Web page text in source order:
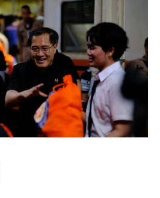
“มนุษย์กับระบบนิเวศต่อรองกันไม่ได้”
: ปักหมุดแรก! สู่ Thailand PM2.5 Forum สรุ